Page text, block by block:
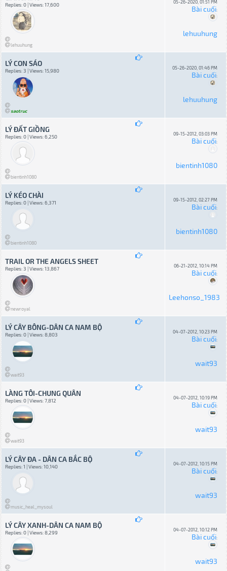
Replies: 0 | Views: 17,600
lehuuhung
05-26-2020, 01:51 PM
Bài cuối:
lehuuhung
LÝ CON SÁO
Replies: 3 | Views: 15,980
saotruc
05-26-2020, 01:46 PM
Bài cuối:
lehuuhung
LÝ ĐẤT GIỒNG
Replies: 0 | Views: 6,250
bientinh1080
09-15-2012, 03:03 PM
Bài cuối:
bientinh1080
LÝ KÉO CHÀI
Replies: 0 | Views: 6,371
bientinh1080
09-15-2012, 02:27 PM
Bài cuối:
bientinh1080
TRAIL OR THE ANGELS SHEET
Replies: 3 | Views: 13,867
newroyal
06-21-2012, 10:14 PM
Bài cuối:
Leehonso_1983
LÝ CÂY BÔNG-DÂN CA NAM BỘ
Replies: 0 | Views: 8,803
wait93
04-07-2012, 10:23 PM
Bài cuối:
wait93
LÀNG TÔI-CHUNG QUÂN
Replies: 0 | Views: 7,812
wait93
04-07-2012, 10:19 PM
Bài cuối:
wait93
LÝ CÂY ĐA - DÂN CA BẮC BỘ
Replies: 1 | Views: 10,140
music_heal_mysoul
04-07-2012, 10:15 PM
Bài cuối:
wait93
LÝ CÂY XANH-DÂN CA NAM BỘ
Replies: 0 | Views: 8,299 04-07-2012, 10:12 PM
Bài cuối:
wait93